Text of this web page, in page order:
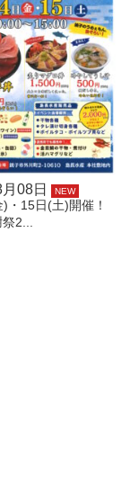
月08日 NEW
・15日(土)開催！
2...